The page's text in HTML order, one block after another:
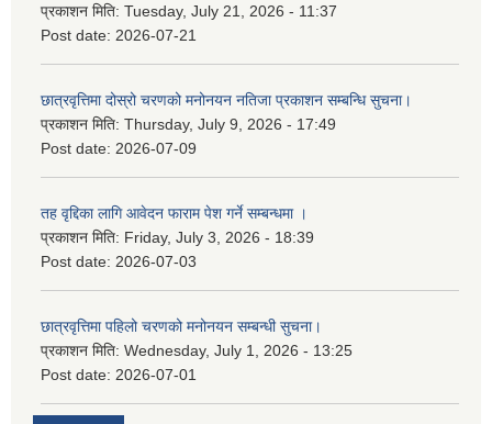
प्रकाशन मिति: Tuesday, July 21, 2026 - 11:37
Post date: 2026-07-21
छात्रवृत्तिमा दोस्रो चरणको मनोनयन नतिजा प्रकाशन सम्बन्धि सुचना।
प्रकाशन मिति: Thursday, July 9, 2026 - 17:49
Post date: 2026-07-09
तह वृद्दिका लागि आवेदन फाराम पेश गर्ने सम्बन्धमा ।
प्रकाशन मिति: Friday, July 3, 2026 - 18:39
Post date: 2026-07-03
छात्रवृत्तिमा पहिलो चरणको मनोनयन सम्बन्धी सुचना।
प्रकाशन मिति: Wednesday, July 1, 2026 - 13:25
Post date: 2026-07-01